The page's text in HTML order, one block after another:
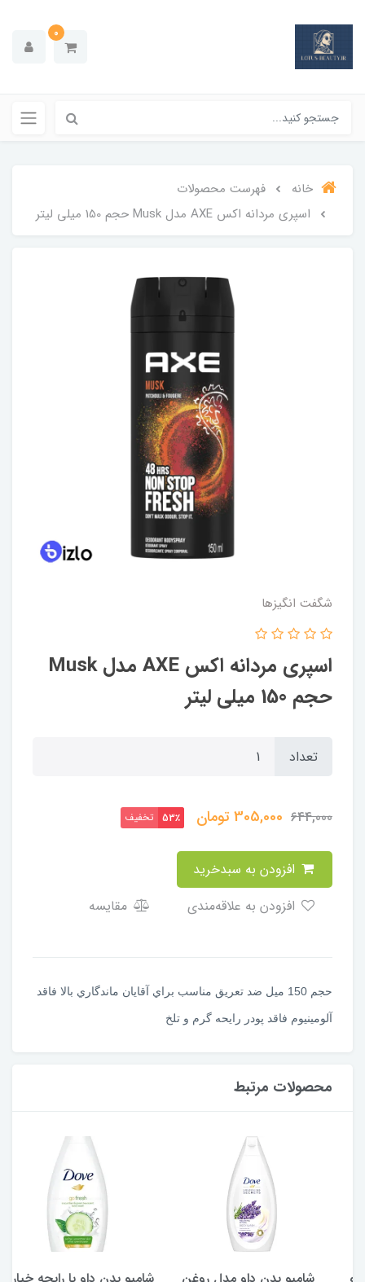
0
خانه
فهرست محصولات
اسپري مردانه اکس AXE مدل Musk حجم 150 ميلي ليتر
شگفت انگيزها
اسپري مردانه اکس AXE مدل Musk
حجم 150 ميلي ليتر
تعداد
644,000
305,000تومان 53٪ تخفیف
مقایسه
حجم 150 ميل ضد تعريق مناسب براي آقايان ماندگاري بالا فاقد
آلومينيوم فاقد پودر رايحه گرم و تلخ
محصولات مرتبط